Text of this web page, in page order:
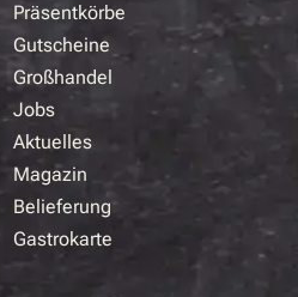
Präsentkörbe
Gutscheine
Großhandel
Jobs
Aktuelles
Magazin
Belieferung
Gastrokarte